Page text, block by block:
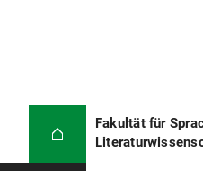
Fakultät für